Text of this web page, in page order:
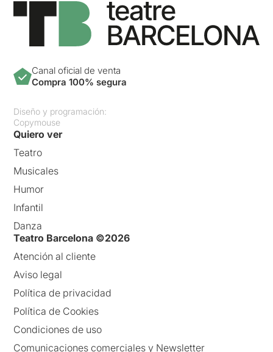
Canal oficial de venta
Compra 100% segura
Diseño y programación:
Copymouse
Quiero ver
Teatro
Musicales
Humor
Infantil
Danza
Teatro Barcelona ©2026
Atención al cliente
Aviso legal
Política de privacidad
Política de Cookies
Condiciones de uso
Comunicaciones comerciales y Newsletter